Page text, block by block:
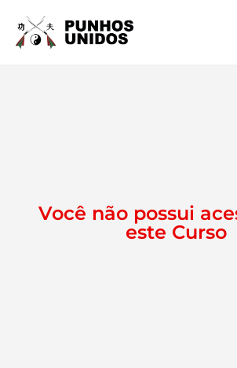
Você não possui
este Curso